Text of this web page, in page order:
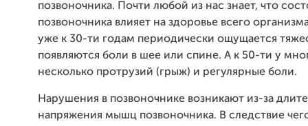
позвоночника. Почти любой из нас знает, что
позвоночника влияет на здоровье всего
уже к 30-ти годам периодически ощущается
появляются боли в шее или спине. А к 50-ти у
несколько протрузий (грыж) и регулярные боли.
Нарушения в позвоночнике возникают из-за
напряжения мышц позвоночника. В следствие